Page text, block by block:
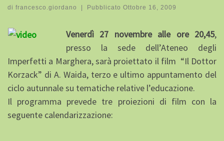
di francesco.giordano Pubblicato Ottobre 16, 2009
Venerdì 27 novembre alle ore 20,45,
presso la sede dell’Ateneo degli
Imperfetti a Marghera, sarà proiettato il film “Il Dottor
Korzack” di A. Waida, terzo e ultimo appuntamento del
ciclo autunnale su tematiche relative l’educazione.
Il programma prevede tre proiezioni di film con la
seguente calendarizzazione: